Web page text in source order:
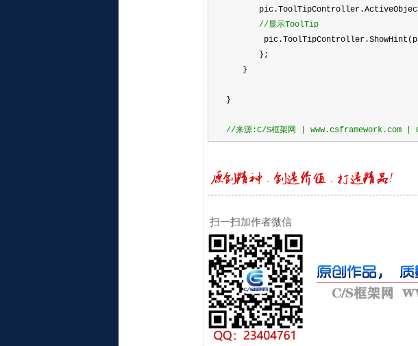
//显示ToolTip
};
}
}
//来源:C/S框架网 | www.csframework.com |
扫一扫加作者微信